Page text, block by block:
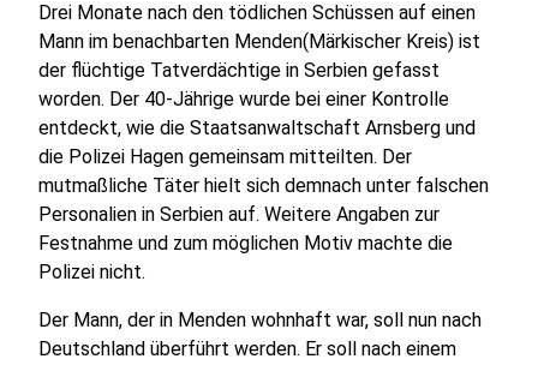
Drei Monate nach den tödlichen Schüssen auf einen
Mann im benachbarten Menden(Märkischer Kreis) ist
der flüchtige Tatverdächtige in Serbien gefasst
worden. Der 40-Jährige wurde bei einer Kontrolle
entdeckt, wie die Staatsanwaltschaft Arnsberg und
die Polizei Hagen gemeinsam mitteilten. Der
mutmaßliche Täter hielt sich demnach unter falschen
Personalien in Serbien auf. Weitere Angaben zur
Festnahme und zum möglichen Motiv machte die
Polizei nicht.
Der Mann, der in Menden wohnhaft war, soll nun nach
Deutschland überführt werden. Er soll nach einem